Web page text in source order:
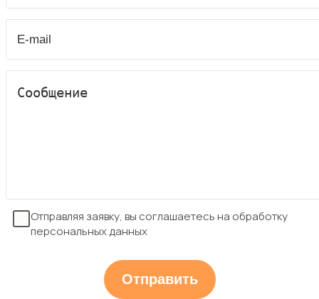
Отправляя заявку, вы соглашаетесь на обработку
персональных данных